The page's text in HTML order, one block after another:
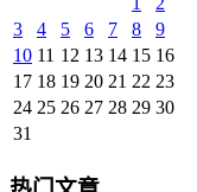
3
4 5 6 7 8
9
10 11 12 13 14 15 16
17 18 19 20 21 22 23
24 25 26 27 28 29 30
31